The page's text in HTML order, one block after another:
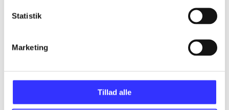
Statistik
Marketing
Tillad alle
...
...